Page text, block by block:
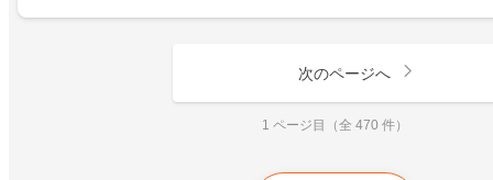
次のページへ
1 ページ目（全 470 件）